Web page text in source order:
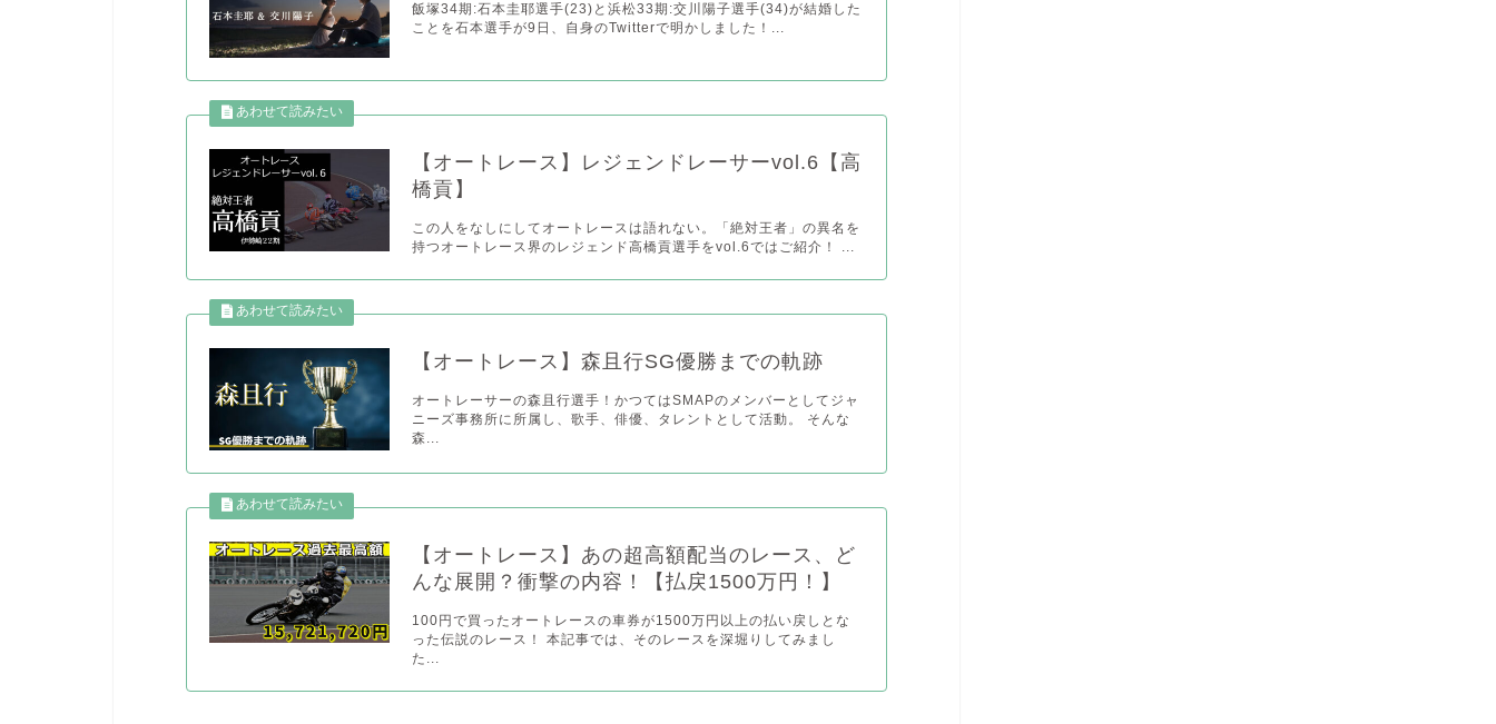
飯塚34期:石本圭耶選手(23)と浜松33期:交川陽子選手(34)が結婚した
ことを石本選手が9日、自身のTwitterで明かしました！...
【オートレース】レジェンドレーサーvol.6【高
橋貢】
この人をなしにしてオートレースは語れない。「絶対王者」の異名を
持つオートレース界のレジェンド高橋貢選手をvol.6ではご紹介！ ...
【オートレース】森且行SG優勝までの軌跡
オートレーサーの森且行選手！かつてはSMAPのメンバーとしてジャ
ニーズ事務所に所属し、歌手、俳優、タレントとして活動。 そんな
森...
【オートレース】あの超高額配当のレース、ど
んな展開？衝撃の内容！【払戻1500万円！】
100円で買ったオートレースの車券が1500万円以上の払い戻しとな
った伝説のレース！ 本記事では、そのレースを深堀りしてみまし
た...